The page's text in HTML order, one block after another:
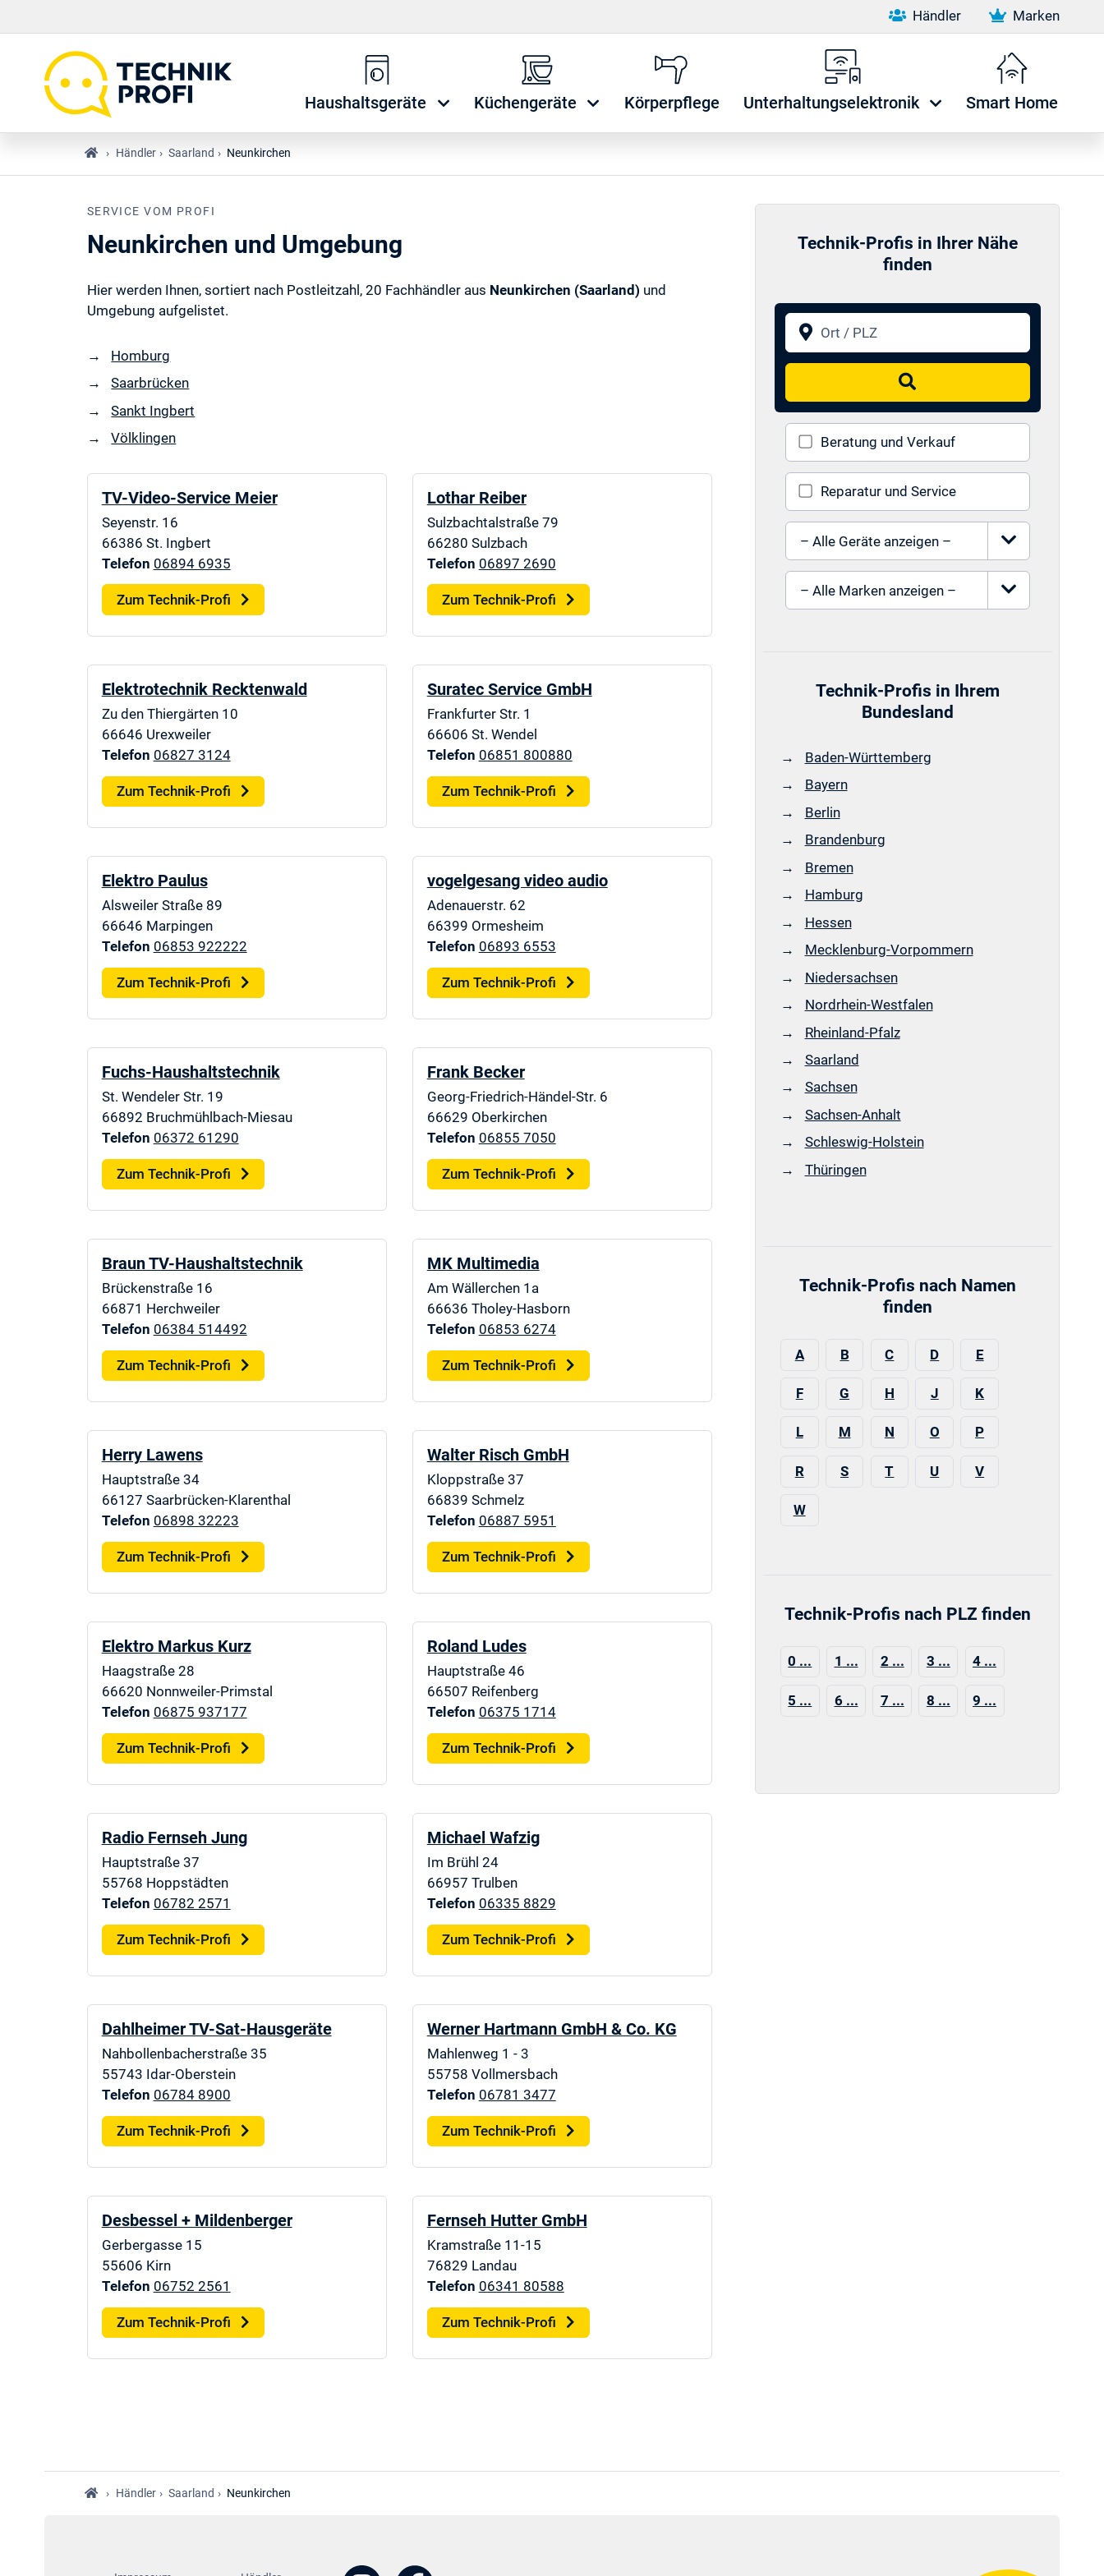
Händler Marken
Haushaltsgeräte Küchengeräte Körperpflege Unterhaltungselektronik Smart Home
› Händler › Saarland › Neunkirchen
SERVICE VOM PROFI
Neunkirchen und Umgebung
Hier werden Ihnen, sortiert nach Postleitzahl, 20 Fachhändler aus Neunkirchen (Saarland) und
Umgebung aufgelistet.
Homburg
Saarbrücken
Sankt Ingbert
Völklingen
TV-Video-Service Meier
Seyenstr. 16
66386 St. Ingbert
Telefon 06894 6935
Zum Technik-Profi
Lothar Reiber
Sulzbachtalstraße 79
66280 Sulzbach
Telefon 06897 2690
Zum Technik-Profi
Elektrotechnik Recktenwald
Zu den Thiergärten 10
66646 Urexweiler
Telefon 06827 3124
Zum Technik-Profi
Suratec Service GmbH
Frankfurter Str. 1
66606 St. Wendel
Telefon 06851 800880
Zum Technik-Profi
Elektro Paulus
Alsweiler Straße 89
66646 Marpingen
Telefon 06853 922222
Zum Technik-Profi
vogelgesang video audio
Adenauerstr. 62
66399 Ormesheim
Telefon 06893 6553
Zum Technik-Profi
Fuchs-Haushaltstechnik
St. Wendeler Str. 19
66892 Bruchmühlbach-Miesau
Telefon 06372 61290
Zum Technik-Profi
Frank Becker
Georg-Friedrich-Händel-Str. 6
66629 Oberkirchen
Telefon 06855 7050
Zum Technik-Profi
Braun TV-Haushaltstechnik
Brückenstraße 16
66871 Herchweiler
Telefon 06384 514492
Zum Technik-Profi
MK Multimedia
Am Wällerchen 1a
66636 Tholey-Hasborn
Telefon 06853 6274
Zum Technik-Profi
Herry Lawens
Hauptstraße 34
66127 Saarbrücken-Klarenthal
Telefon 06898 32223
Zum Technik-Profi
Walter Risch GmbH
Kloppstraße 37
66839 Schmelz
Telefon 06887 5951
Zum Technik-Profi
Elektro Markus Kurz
Haagstraße 28
66620 Nonnweiler-Primstal
Telefon 06875 937177
Zum Technik-Profi
Roland Ludes
Hauptstraße 46
66507 Reifenberg
Telefon 06375 1714
Zum Technik-Profi
Radio Fernseh Jung
Hauptstraße 37
55768 Hoppstädten
Telefon 06782 2571
Zum Technik-Profi
Michael Wafzig
Im Brühl 24
66957 Trulben
Telefon 06335 8829
Zum Technik-Profi
Dahlheimer TV-Sat-Hausgeräte
Nahbollenbacherstraße 35
55743 Idar-Oberstein
Telefon 06784 8900
Zum Technik-Profi
Werner Hartmann GmbH & Co. KG
Mahlenweg 1 - 3
55758 Vollmersbach
Telefon 06781 3477
Zum Technik-Profi
Desbessel + Mildenberger
Gerbergasse 15
55606 Kirn
Telefon 06752 2561
Zum Technik-Profi
Fernseh Hutter GmbH
Kramstraße 11-15
76829 Landau
Telefon 06341 80588
Zum Technik-Profi
Technik-Profis in Ihrer Nähe
finden
Ort / PLZ
Suchen
Beratung und Verkauf
Reparatur und Service
Gerät auswählen
Marke auswählen
Technik-Profis in Ihrem
Bundesland
Baden-Württemberg
Bayern
Berlin
Brandenburg
Bremen
Hamburg
Hessen
Mecklenburg-Vorpommern
Niedersachsen
Nordrhein-Westfalen
Rheinland-Pfalz
Saarland
Sachsen
Sachsen-Anhalt
Schleswig-Holstein
Thüringen
Technik-Profis nach Namen
finden
A B C D E
F G H J K
L M N O P
R S T U V
W
Technik-Profis nach PLZ finden
0 1 2 3 4
5 6 7 8 9
› Händler › Saarland › Neunkirchen